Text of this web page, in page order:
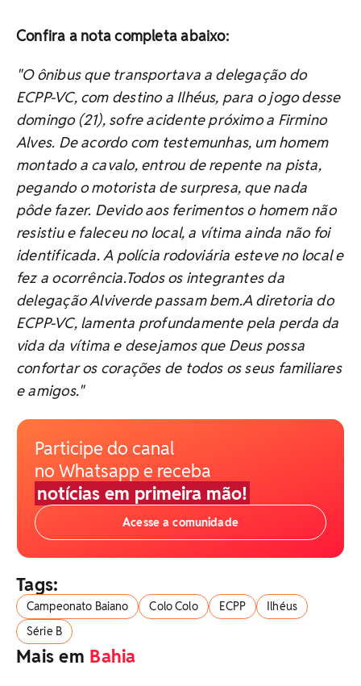
Confira a nota completa abaixo:
"O ônibus que transportava a delegação do
ECPP-VC, com destino a Ilhéus, para o jogo desse
domingo (21), sofre acidente próximo a Firmino
Alves. De acordo com testemunhas, um homem
montado a cavalo, entrou de repente na pista,
pegando o motorista de surpresa, que nada
pôde fazer. Devido aos ferimentos o homem não
resistiu e faleceu no local, a vítima ainda não foi
identificada. A polícia rodoviária esteve no local e
fez a ocorrência.Todos os integrantes da
delegação Alviverde passam bem.A diretoria do
ECPP-VC, lamenta profundamente pela perda da
vida da vítima e desejamos que Deus possa
confortar os corações de todos os seus familiares
e amigos."
Participe do canal
no Whatsapp e receba
notícias em primeira mão!
Acesse a comunidade
Tags:
Campeonato Baiano Colo Colo ECPP
Ilhéus
Série B
Mais em Bahia